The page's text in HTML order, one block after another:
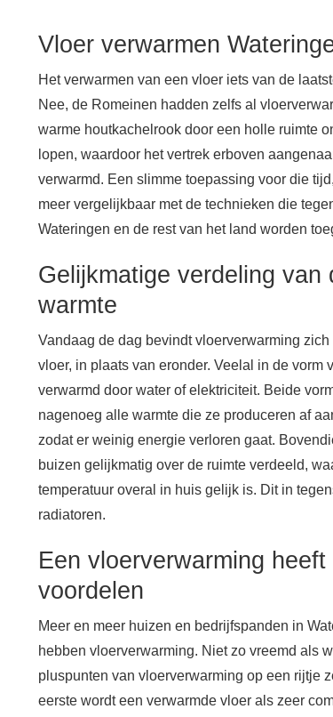
Vloer verwarmen
Het verwarmen van een vloer iets van de
Nee, de Romeinen hadden zelfs al
warme houtkachelrook door een holle ruimte
lopen, waardoor het vertrek erboven
verwarmd. Een slimme toepassing voor die
meer vergelijkbaar met de technieken die
Wateringen en de rest van het land worden
Gelijkmatige verdeling van
warmte
Vandaag de dag bevindt vloerverwarming
vloer, in plaats van eronder. Veelal in de vorm
verwarmd door water of elektriciteit. Beide
nagenoeg alle warmte die ze produceren af
zodat er weinig energie verloren gaat.
buizen gelijkmatig over de ruimte verdeeld,
temperatuur overal in huis gelijk is. Dit in
radiatoren.
Een vloerverwarming heeft
voordelen
Meer en meer huizen en bedrijfspanden in
hebben vloerverwarming. Niet zo vreemd als
pluspunten van vloerverwarming op een rijtje
eerste wordt een verwarmde vloer als zeer